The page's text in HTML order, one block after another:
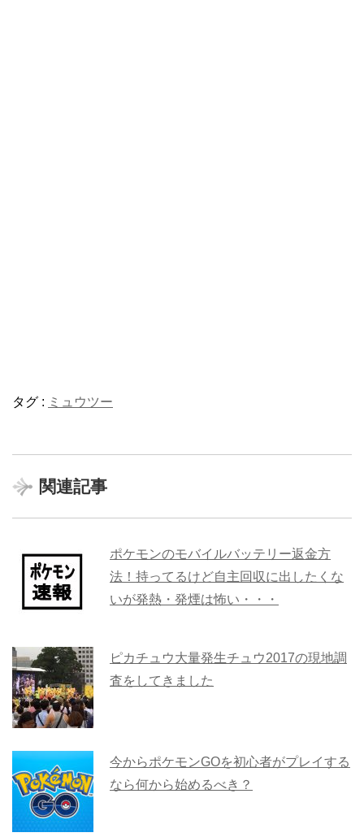
タグ : ミュウツー
関連記事
ポケモンのモバイルバッテリー返金方
法！持ってるけど自主回収に出したくな
いが発熱・発煙は怖い・・・
ピカチュウ大量発生チュウ2017の現地調
査をしてきました
今からポケモンGOを初心者がプレイする
なら何から始めるべき？